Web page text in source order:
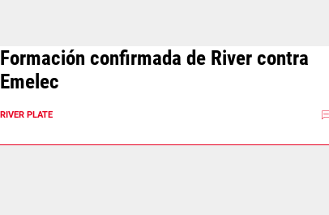
Formación confirmada de River contra
Emelec
RIVER PLATE